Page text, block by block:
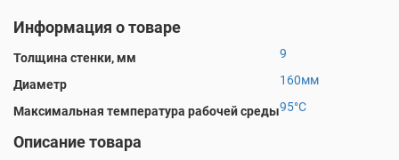
Информация о товаре
Толщина стенки, мм 9
Диаметр 160мм
Максимальная температура рабочей среды95°С
Описание товара